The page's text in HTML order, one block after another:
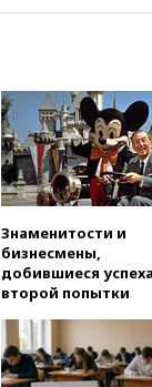
Знаменитости и
бизнесмены,
добившиеся
второй попытки